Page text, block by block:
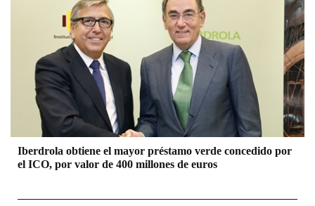
Iberdrola obtiene el mayor préstamo verde concedido por
el ICO, por valor de 400 millones de euros